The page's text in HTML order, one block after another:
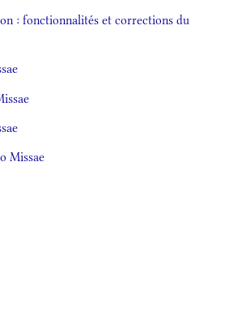
: fonctionnalités et corrections du
Missae